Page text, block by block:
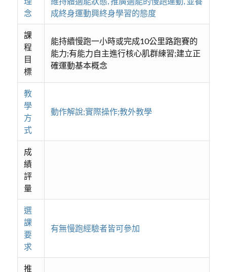
念
成終身運動興終身學習的態度
課
程
目
標
能持續慢跑一小時或完成10公里路跑賽的
能力;有能力自主進行核心肌群練習;建立正
確運動基本概念
教
學
方
式
動作解說;實際操作;教外教學
成
績
評
量
選
課
要
求
有無慢跑經驗者皆可參加
推